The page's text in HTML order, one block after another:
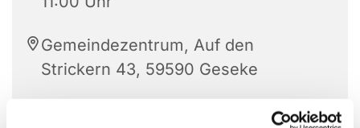
Gemeindezentrum, Auf den
Strickern 43, 59590 Geseke